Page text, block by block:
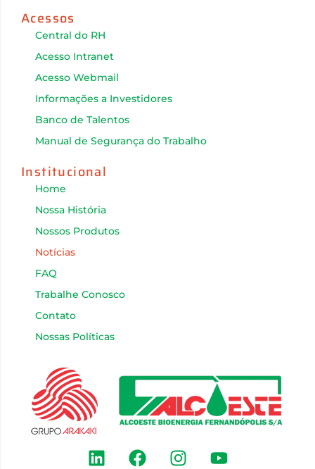
Acessos
Central do RH
Acesso Intranet
Acesso Webmail
Informações a Investidores
Banco de Talentos
Manual de Segurança do Trabalho
Institucional
Home
Nossa História
Nossos Produtos
Notícias
FAQ
Trabalhe Conosco
Contato
Nossas Políticas